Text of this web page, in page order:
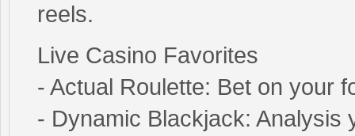
reels.
Live Casino Favorites
- Actual Roulette: Bet on your
- Dynamic Blackjack: Analysis